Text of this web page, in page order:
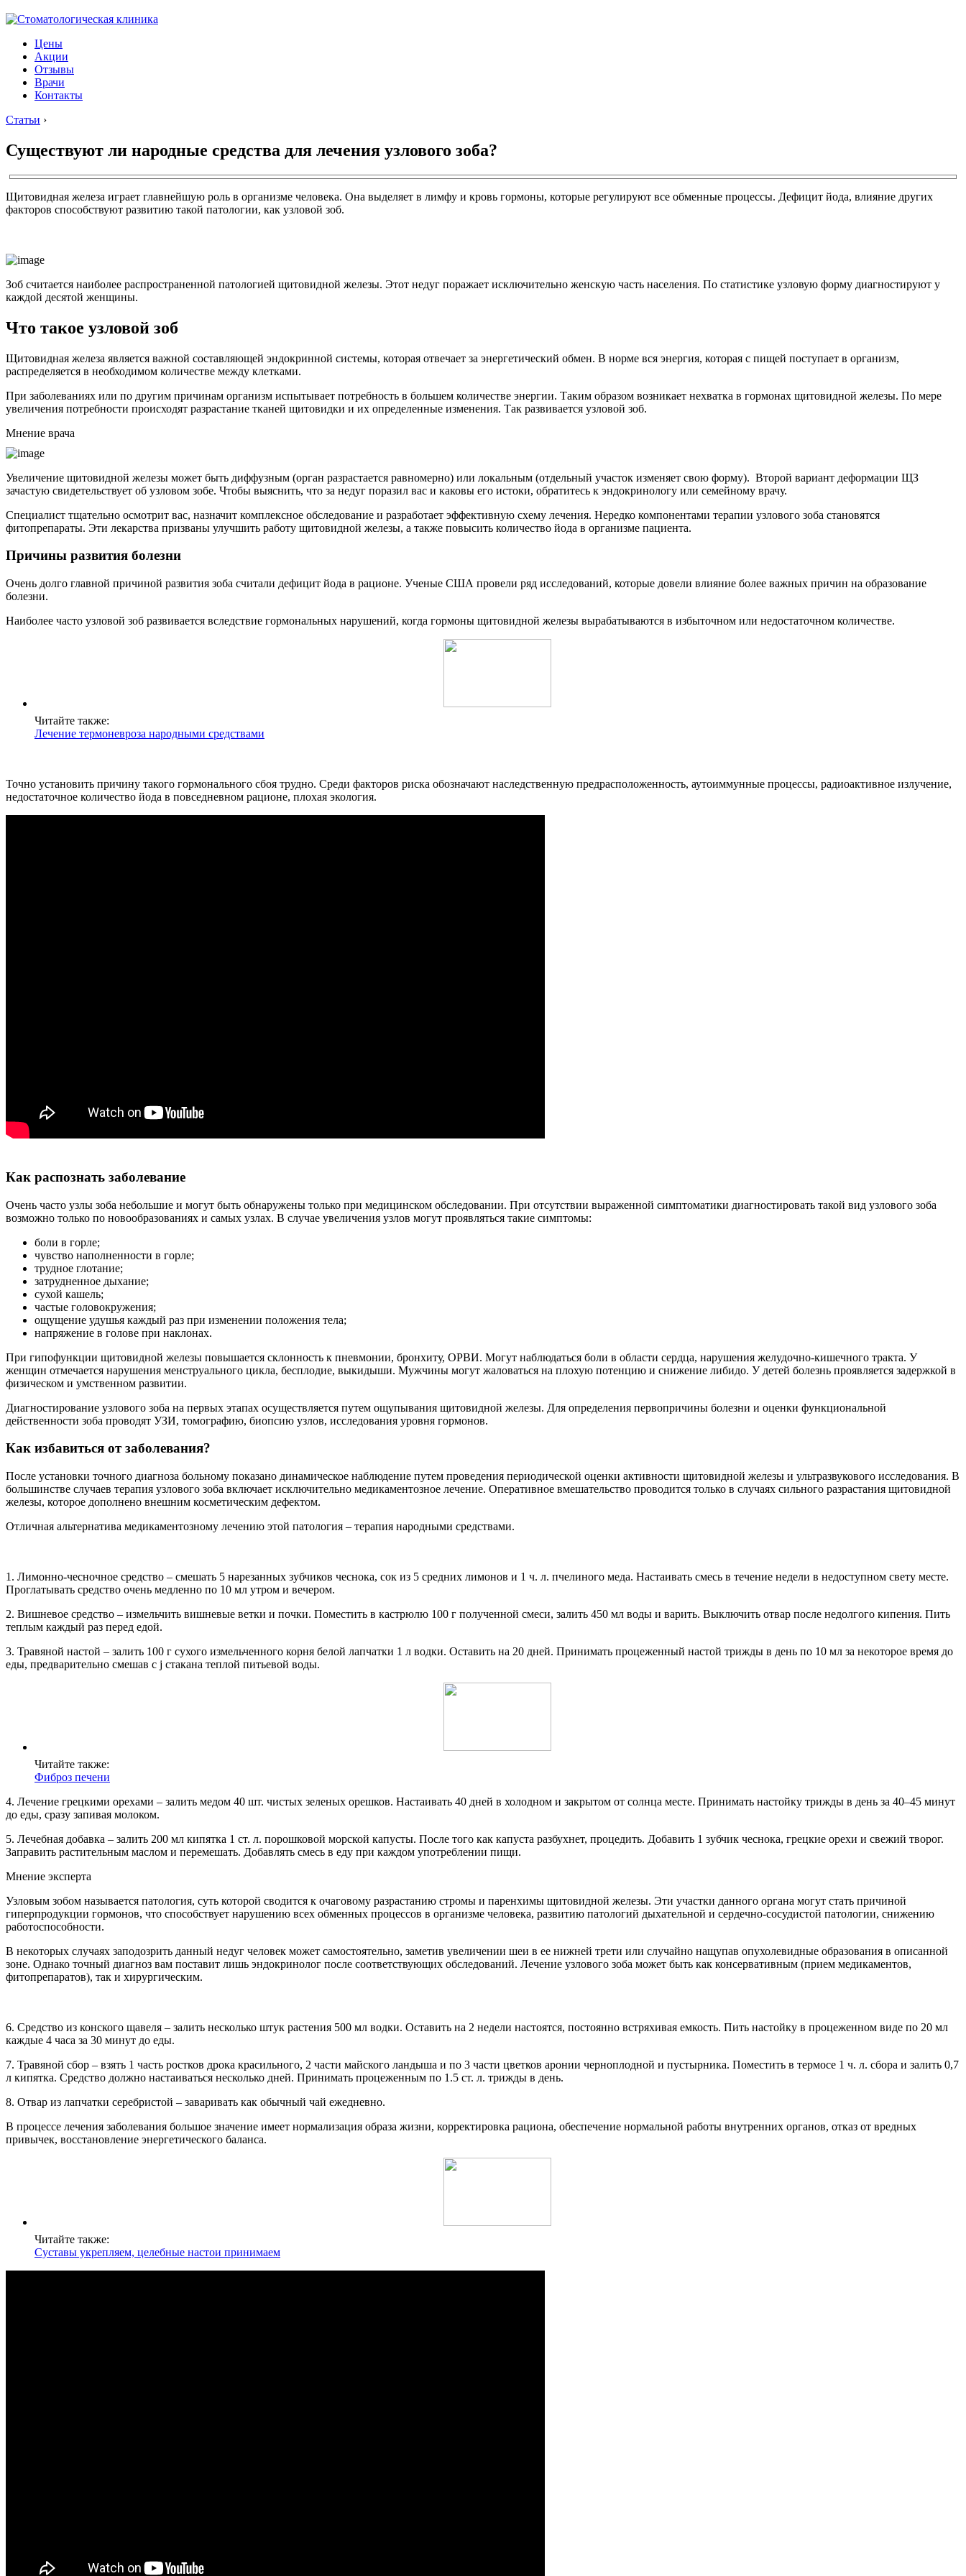
Цены
Акции
Отзывы
Врачи
Контакты
Статьи ›
Существуют ли народные средства для лечения узлового зоба?
Щитовидная железа играет главнейшую роль в организме человека. Она выделяет в лимфу и кровь гормоны, которые регулируют все обменные процессы. Дефицит йода, влияние других
факторов способствуют развитию такой патологии, как узловой зоб.
Зоб считается наиболее распространенной патологией щитовидной железы. Этот недуг поражает исключительно женскую часть населения. По статистике узловую форму диагностируют у
каждой десятой женщины.
Что такое узловой зоб
Щитовидная железа является важной составляющей эндокринной системы, которая отвечает за энергетический обмен. В норме вся энергия, которая с пищей поступает в организм,
распределяется в необходимом количестве между клетками.
При заболеваниях или по другим причинам организм испытывает потребность в большем количестве энергии. Таким образом возникает нехватка в гормонах щитовидной железы. По мере
увеличения потребности происходят разрастание тканей щитовидки и их определенные изменения. Так развивается узловой зоб.
Мнение врача
Увеличение щитовидной железы может быть диффузным (орган разрастается равномерно) или локальным (отдельный участок изменяет свою форму). Второй вариант деформации ЩЗ
зачастую свидетельствует об узловом зобе. Чтобы выяснить, что за недуг поразил вас и каковы его истоки, обратитесь к эндокринологу или семейному врачу.
Специалист тщательно осмотрит вас, назначит комплексное обследование и разработает эффективную схему лечения. Нередко компонентами терапии узлового зоба становятся
фитопрепараты. Эти лекарства призваны улучшить работу щитовидной железы, а также повысить количество йода в организме пациента.
Причины развития болезни
Очень долго главной причиной развития зоба считали дефицит йода в рационе. Ученые США провели ряд исследований, которые довели влияние более важных причин на образование
болезни.
Наиболее часто узловой зоб развивается вследствие гормональных нарушений, когда гормоны щитовидной железы вырабатываются в избыточном или недостаточном количестве.
Читайте также:
Лечение термоневроза народными средствами
Точно установить причину такого гормонального сбоя трудно. Среди факторов риска обозначают наследственную предрасположенность, аутоиммунные процессы, радиоактивное излучение,
недостаточное количество йода в повседневном рационе, плохая экология.
Как распознать заболевание
Очень часто узлы зоба небольшие и могут быть обнаружены только при медицинском обследовании. При отсутствии выраженной симптоматики диагностировать такой вид узлового зоба
возможно только по новообразованиях и самых узлах. В случае увеличения узлов могут проявляться такие симптомы:
боли в горле;
чувство наполненности в горле;
трудное глотание;
затрудненное дыхание;
сухой кашель;
частые головокружения;
ощущение удушья каждый раз при изменении положения тела;
напряжение в голове при наклонах.
При гипофункции щитовидной железы повышается склонность к пневмонии, бронхиту, ОРВИ. Могут наблюдаться боли в области сердца, нарушения желудочно-кишечного тракта. У
женщин отмечается нарушения менструального цикла, бесплодие, выкидыши. Мужчины могут жаловаться на плохую потенцию и снижение либидо. У детей болезнь проявляется задержкой в
физическом и умственном развитии.
Диагностирование узлового зоба на первых этапах осуществляется путем ощупывания щитовидной железы. Для определения первопричины болезни и оценки функциональной
действенности зоба проводят УЗИ, томографию, биопсию узлов, исследования уровня гормонов.
Как избавиться от заболевания?
После установки точного диагноза больному показано динамическое наблюдение путем проведения периодической оценки активности щитовидной железы и ультразвукового исследования. В
большинстве случаев терапия узлового зоба включает исключительно медикаментозное лечение. Оперативное вмешательство проводится только в случаях сильного разрастания щитовидной
железы, которое дополнено внешним косметическим дефектом.
Отличная альтернатива медикаментозному лечению этой патология – терапия народными средствами.
1. Лимонно-чесночное средство – смешать 5 нарезанных зубчиков чеснока, сок из 5 средних лимонов и 1 ч. л. пчелиного меда. Настаивать смесь в течение недели в недоступном свету месте.
Проглатывать средство очень медленно по 10 мл утром и вечером.
2. Вишневое средство – измельчить вишневые ветки и почки. Поместить в кастрюлю 100 г полученной смеси, залить 450 мл воды и варить. Выключить отвар после недолгого кипения. Пить
теплым каждый раз перед едой.
3. Травяной настой – залить 100 г сухого измельченного корня белой лапчатки 1 л водки. Оставить на 20 дней. Принимать процеженный настой трижды в день по 10 мл за некоторое время до
еды, предварительно смешав с ј стакана теплой питьевой воды.
Читайте также:
Фиброз печени
4. Лечение грецкими орехами – залить медом 40 шт. чистых зеленых орешков. Настаивать 40 дней в холодном и закрытом от солнца месте. Принимать настойку трижды в день за 40–45 минут
до еды, сразу запивая молоком.
5. Лечебная добавка – залить 200 мл кипятка 1 ст. л. порошковой морской капусты. После того как капуста разбухнет, процедить. Добавить 1 зубчик чеснока, грецкие орехи и свежий творог.
Заправить растительным маслом и перемешать. Добавлять смесь в еду при каждом употреблении пищи.
Мнение эксперта
Узловым зобом называется патология, суть которой сводится к очаговому разрастанию стромы и паренхимы щитовидной железы. Эти участки данного органа могут стать причиной
гиперпродукции гормонов, что способствует нарушению всех обменных процессов в организме человека, развитию патологий дыхательной и сердечно-сосудистой патологии, снижению
работоспособности.
В некоторых случаях заподозрить данный недуг человек может самостоятельно, заметив увеличении шеи в ее нижней трети или случайно нащупав опухолевидные образования в описанной
зоне. Однако точный диагноз вам поставит лишь эндокринолог после соответствующих обследований. Лечение узлового зоба может быть как консервативным (прием медикаментов,
фитопрепаратов), так и хирургическим.
6. Средство из конского щавеля – залить несколько штук растения 500 мл водки. Оставить на 2 недели настоятся, постоянно встряхивая емкость. Пить настойку в процеженном виде по 20 мл
каждые 4 часа за 30 минут до еды.
7. Травяной сбор – взять 1 часть ростков дрока красильного, 2 части майского ландыша и по 3 части цветков аронии черноплодной и пустырника. Поместить в термосе 1 ч. л. сбора и залить 0,7
л кипятка. Средство должно настаиваться несколько дней. Принимать процеженным по 1.5 ст. л. трижды в день.
8. Отвар из лапчатки серебристой – заваривать как обычный чай ежедневно.
В процессе лечения заболевания большое значение имеет нормализация образа жизни, корректировка рациона, обеспечение нормальной работы внутренних органов, отказ от вредных
привычек, восстановление энергетического баланса.
Читайте также:
Суставы укрепляем, целебные настои принимаем